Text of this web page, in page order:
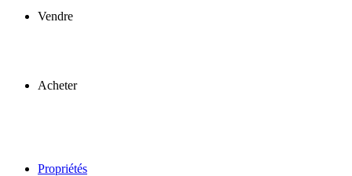
Vendre
Acheter
Propriétés